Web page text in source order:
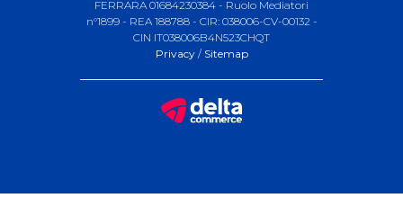
FERRARA 01684230384 - Ruolo Mediatori
n°1899 - REA 188788 - CIR: 038006-CV-00132 -
CIN IT038006B4N523CHQT
Privacy/ Sitemap